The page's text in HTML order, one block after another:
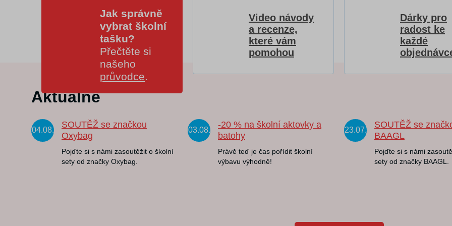
Jak správně
vybrat školní
tašku?
Přečtěte si
našeho
průvodce.
Video návody
a recenze,
které vám
pomohou
Dárky pro
radost ke
každé
Aktuálně
04.08.
SOUTĚŽ se značkou
Oxybag
Pojďte si s námi zasoutěžit o školní
sety od značky Oxybag.
03.08.
-20 % na školní aktovky a
batohy
Právě teď je čas pořídit školní
výbavu výhodně!
23.07.
SOUTĚŽ se
BAAGL
Pojďte si s námi
sety od značky BAAGL.